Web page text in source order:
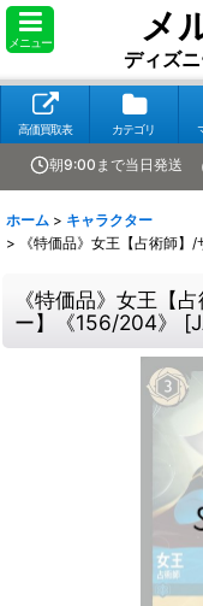
メニュー メ
ディズ
高価買取表 カテゴリ
朝9:00まで当日発送
ホーム > キャラクター
>
《特価品》女王【占術師】
《特価品》女王【
ー】《156/204》
[